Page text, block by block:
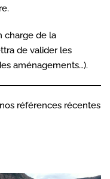
charge de la
de valider les
aménagements…).
références récentes